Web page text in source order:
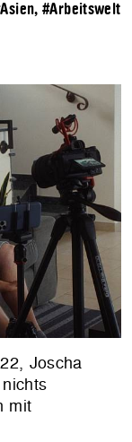
, #Arbeitswelt
Joscha
mit